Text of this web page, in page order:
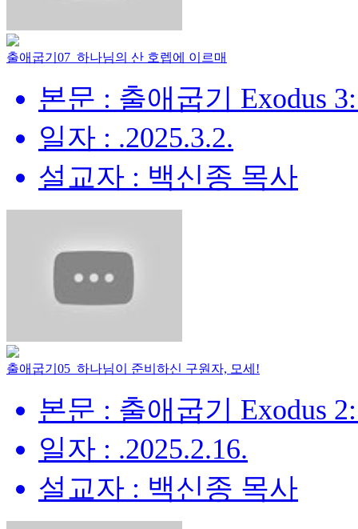
출애굽기07_하나님의 산 호렙에 이르매
본문 : 출애굽기 Exodus
일자 : .2025.3.2.
설교자 : 백신종 목사
출애굽기05_하나님이 준비하신 구원자, 모세!
본문 : 출애굽기 Exodus
일자 : .2025.2.16.
설교자 : 백신종 목사